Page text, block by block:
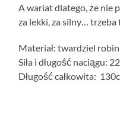
A wariat dlatego, że nie
za lekki, za silny…
Materiał: twardziel
Siła i długość naciągu:
Długość całkowita: